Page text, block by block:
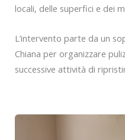
locali, delle superfici e dei
L’intervento parte da un
Chiana per organizzare
successive attività di